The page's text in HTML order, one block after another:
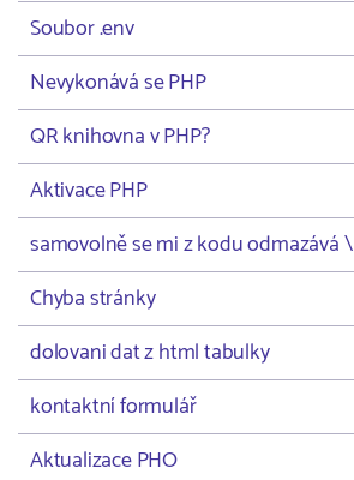
Soubor .env
Nevykonává se PHP
QR knihovna v PHP?
Aktivace PHP
samovolně se mi z kodu odmazává \
Chyba stránky
dolovani dat z html tabulky
kontaktní formulář
Aktualizace PHO